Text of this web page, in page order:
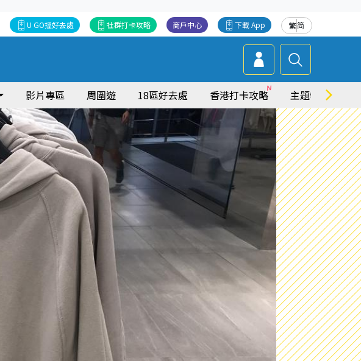
繁简
下載 App
商戶中心
社群打卡攻略
U GO搵好去處
影片專區 周圍遊 18區好去處 香港打卡攻略 主題特集